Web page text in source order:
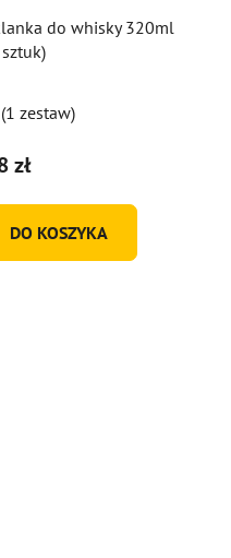
do whisky 320ml
(1 zestaw)
zł
DO KOSZYKA